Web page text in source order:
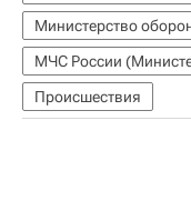
Министерство
Происшествия